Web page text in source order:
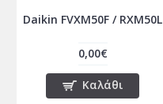
Daikin FVXM50F / RXM50L
0,00€
Καλάθι